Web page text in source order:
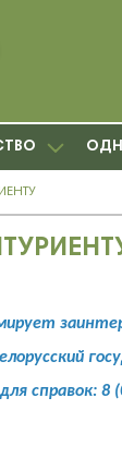
справок: 8